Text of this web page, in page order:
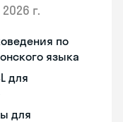
2026 г.
по
языка
для
для